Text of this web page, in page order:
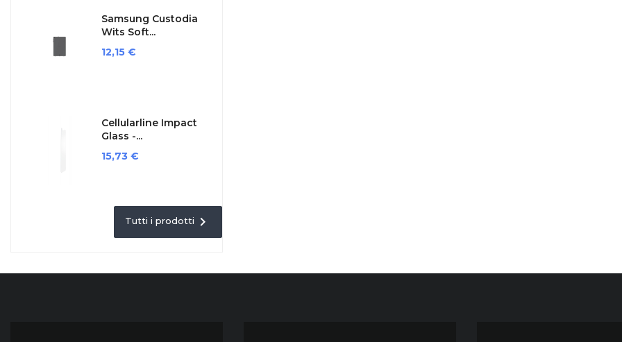
Samsung Custodia
Wits Soft...
Prezzo
12,15 €
Cellularline Impact
Glass -...
Prezzo
15,73 €
Tutti i prodotti 